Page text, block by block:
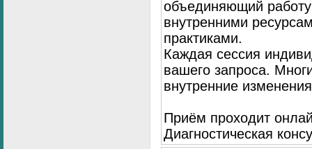
объединяющий
внутренними
практиками.
Каждая сессия
вашего запроса.
внутренние
Приём проходит
Диагностическая